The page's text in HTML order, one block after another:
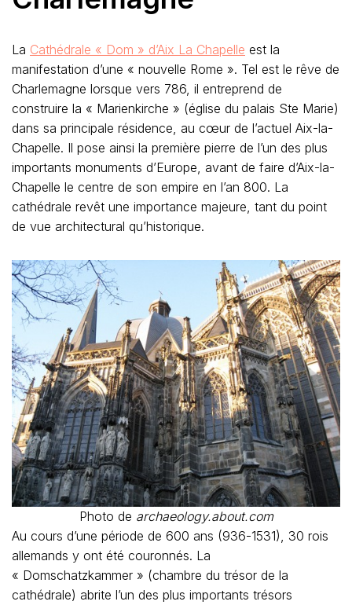
La Cathédrale « Dom » d’Aix La Chapelle est la
manifestation d’une « nouvelle Rome ». Tel est le rêve de
Charlemagne lorsque vers 786, il entreprend de
construire la « Marienkirche » (église du palais Ste Marie)
dans sa principale résidence, au cœur de l’actuel Aix-la-
Chapelle. Il pose ainsi la première pierre de l’un des plus
importants monuments d’Europe, avant de faire d’Aix-la-
Chapelle le centre de son empire en l’an 800. La
cathédrale revêt une importance majeure, tant du point
de vue architectural qu’historique.
Photo de archaeology.about.com
Au cours d’une période de 600 ans (936-1531), 30 rois
allemands y ont été couronnés. La
« Domschatzkammer » (chambre du trésor de la
cathédrale) abrite l’un des plus importants trésors